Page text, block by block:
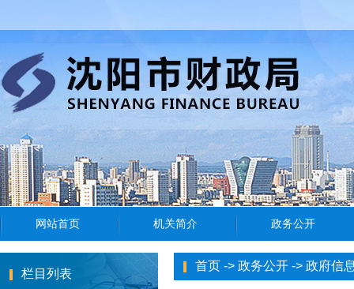
栏目列表
首页 -> 政务公开 -> 政府信